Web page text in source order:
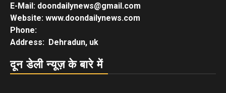
E-Mail: doondailynews@gmail.com
Website: www.doondailynews.com
Phone:
Address: Dehradun, uk
दून डेली न्यूज़ के बारे में